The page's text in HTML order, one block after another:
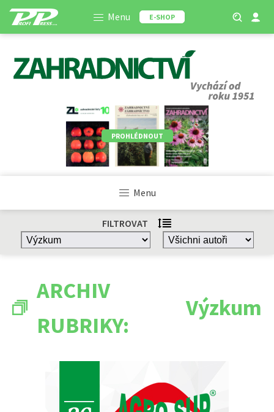
Menu E-SHOP
PROHLÉDNOUT
Menu
FILTROVAT
ARCHIV
RUBRIKY:
Výzkum